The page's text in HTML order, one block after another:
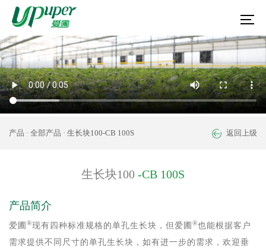
产品 · 全部产品 · 生长块100-CB 100S 返回上级
生长块100 -CB 100S
产品简介
爱圃 ®现有四种标准规格的单孔生长块，但爱圃 ®也能根据客户
需求提供不同尺寸的单孔生长块，如有进一步的需求，欢迎垂